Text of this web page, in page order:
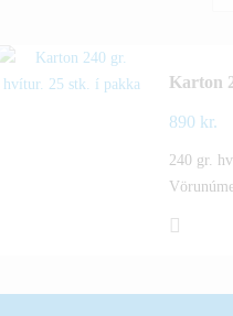
Karton
890 kr.
240 gr.